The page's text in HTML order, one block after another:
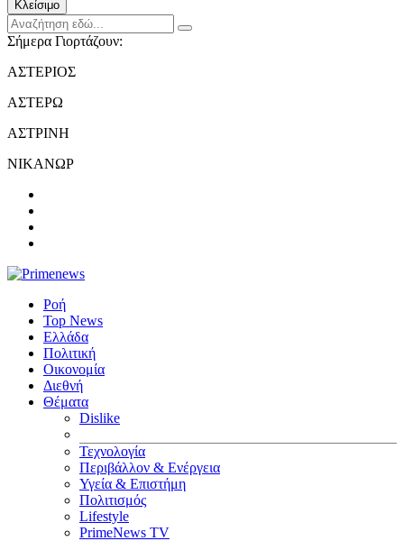
Κλείσιμο
Σήμερα Γιορτάζουν:
ΑΣΤΕΡΙΟΣ
ΑΣΤΕΡΩ
ΑΣΤΡΙΝΗ
ΝΙΚΑΝΩΡ
Ροή
Top News
Ελλάδα
Πολιτική
Οικονομία
Διεθνή
Θέματα
Dislike
Τεχνολογία
Περιβάλλον & Ενέργεια
Υγεία & Επιστήμη
Πολιτισμός
Lifestyle
PrimeNews TV